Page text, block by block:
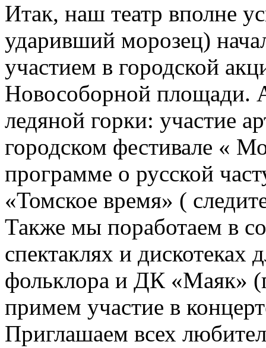
Итак, наш театр вполне
ударивший морозец)
участием в городской
Новособорной площади.
ледяной горки: участие
городском фестивале «
программе о русской
«Томское время» (
Также мы поработаем в
спектаклях и дискотеках
фольклора и ДК «Маяк»
примем участие в
Приглашаем всех